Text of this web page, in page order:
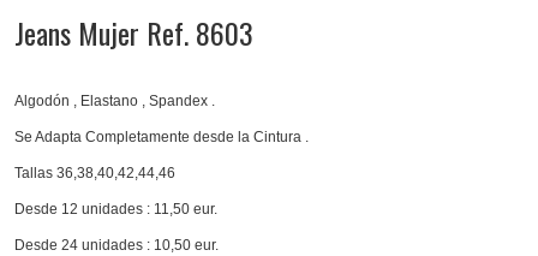
Jeans Mujer Ref. 8603
Algodón , Elastano , Spandex .
Se Adapta Completamente desde la Cintura .
Tallas 36,38,40,42,44,46
Desde 12 unidades : 11,50 eur.
Desde 24 unidades : 10,50 eur.